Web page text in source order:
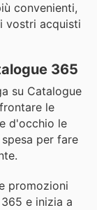
convenienti,
vostri acquisti
365
su Catalogue
le
d'occhio le
per fare
promozioni
e inizia a